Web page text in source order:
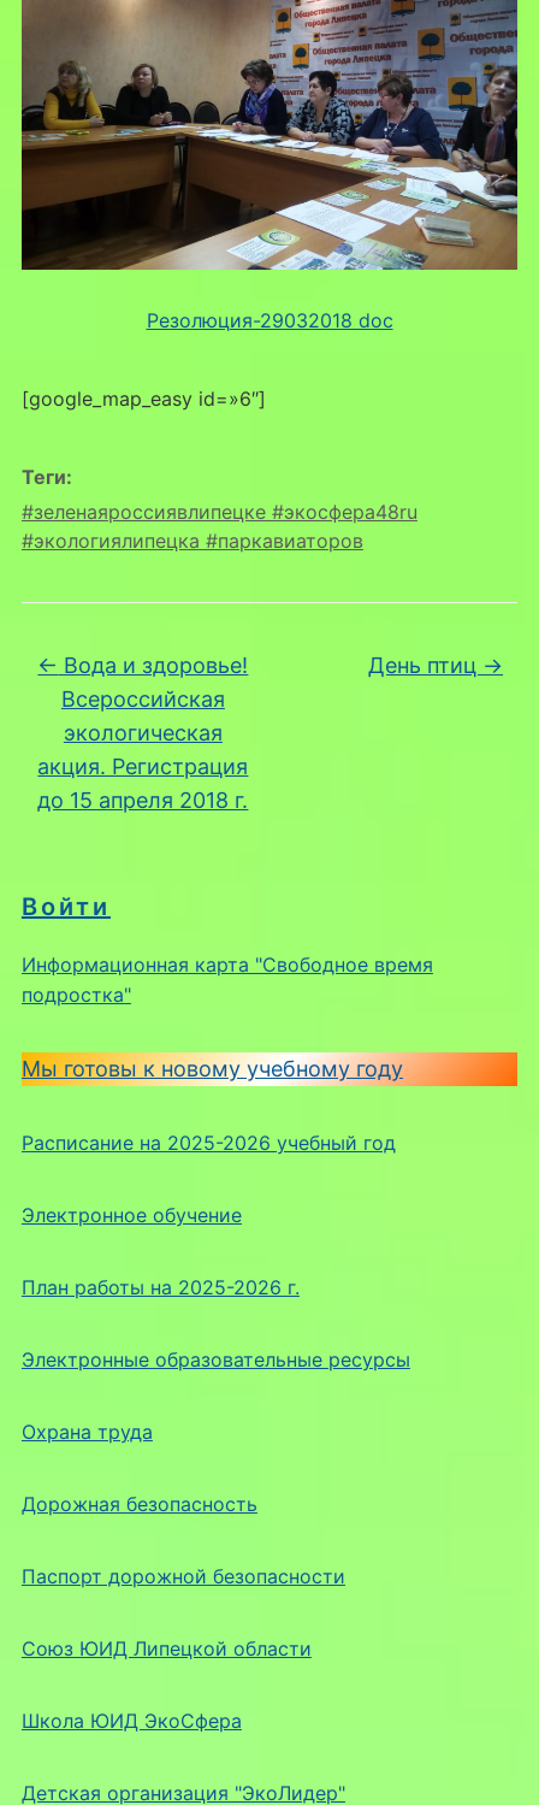
Войти
Информационная карта "Свободное время
подростка"
Мы готовы к новому учебному году
Расписание на 2025-2026 учебный год
Электронное обучение
План работы на 2025-2026 г.
Электронные образовательные ресурсы
Охрана труда
Дорожная безопасность
Паспорт дорожной безопасности
Союз ЮИД Липецкой области
Школа ЮИД ЭкоСфера
Детская организация "ЭкоЛидер"
Резолюция-29032018 doc
[google_map_easy id=»6″]
Теги:
#зеленаяроссиявлипецке #экосфера48ru
#экологиялипецка #паркавиаторов
← Вода и здоровье!
Всероссийская
экологическая
акция. Регистрация
до 15 апреля 2018 г.
День птиц →